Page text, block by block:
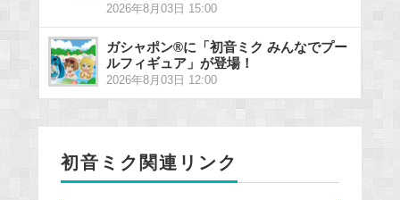
2026年8月03日 15:00
ガシャポン®に「初音ミク みんなでプー
ルフィギュア」が登場！
2026年8月03日 12:00
初音ミク関連リンク